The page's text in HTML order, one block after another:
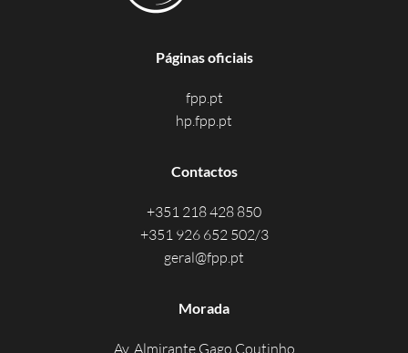
Páginas oficiais
fpp.pt
hp.fpp.pt
Contactos
+351 218 428 850
+351 926 652 502/3
geral@fpp.pt
Morada
Av. Almirante Gago Coutinho